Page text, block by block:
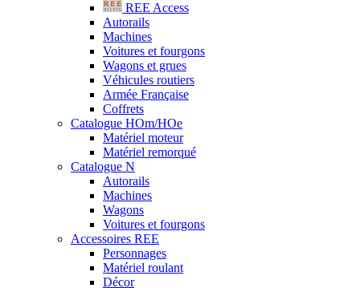
REE Access
Autorails
Machines
Voitures et fourgons
Wagons et grues
Véhicules routiers
Armée Française
Coffrets
Catalogue HOm/HOe
Matériel moteur
Matériel remorqué
Catalogue N
Autorails
Machines
Wagons
Voitures et fourgons
Accessoires REE
Personnages
Matériel roulant
Décor